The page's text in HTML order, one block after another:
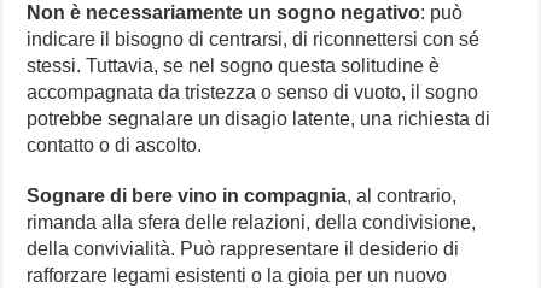
Non è necessariamente un sogno negativo: può
indicare il bisogno di centrarsi, di riconnettersi con sé
stessi. Tuttavia, se nel sogno questa solitudine è
accompagnata da tristezza o senso di vuoto, il sogno
potrebbe segnalare un disagio latente, una richiesta di
contatto o di ascolto.
Sognare di bere vino in compagnia, al contrario,
rimanda alla sfera delle relazioni, della condivisione,
della convivialità. Può rappresentare il desiderio di
rafforzare legami esistenti o la gioia per un nuovo